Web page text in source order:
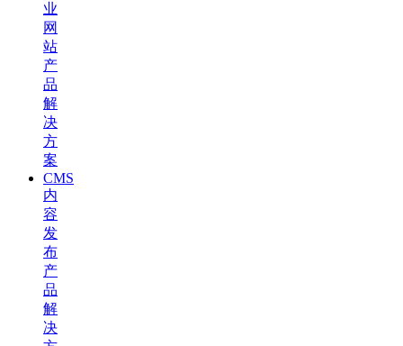
业
网
站
产
品
解
决
方
案
CMS
内
容
发
布
产
品
解
决